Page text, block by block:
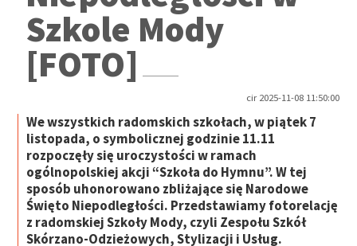
Szkole Mody
[FOTO]
cir 2025-11-08 11:50:00
We wszystkich radomskich szkołach, w piątek 7
listopada, o symbolicznej godzinie 11.11
rozpoczęły się uroczystości w ramach
ogólnopolskiej akcji “Szkoła do Hymnu”. W tej
sposób uhonorowano zbliżające się Narodowe
Święto Niepodległości. Przedstawiamy fotorelację
z radomskiej Szkoły Mody, czyli Zespołu Szkół
Skórzano-Odzieżowych, Stylizacji i Usług.